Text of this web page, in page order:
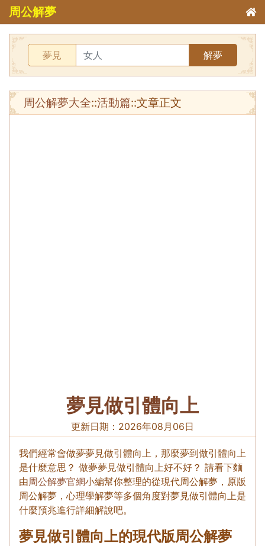
周公解夢
夢見 解夢
周公解夢大全::活動篇::文章正文
夢見做引體向上
更新日期： 2026年08月06日
我們經常會做夢夢見做引體向上，那麼夢到做引體向上
是什麼意思？ 做夢夢見做引體向上好不好？ 請看下麵
由周公解夢官網小編幫你整理的從現代周公解夢，原版
周公解夢，心理學解夢等多個角度對夢見做引體向上是
什麼預兆進行詳細解說吧。
夢見做引體向上的現代版周公解夢